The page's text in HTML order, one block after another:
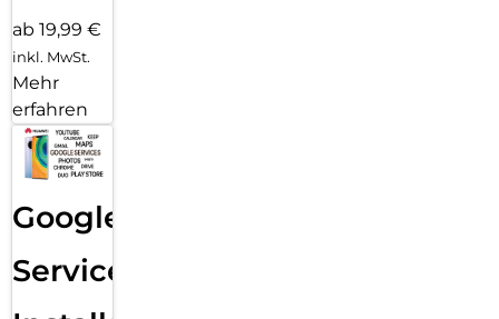
ab 19,99 €
inkl. MwSt.
Mehr
erfahren
Google
Services